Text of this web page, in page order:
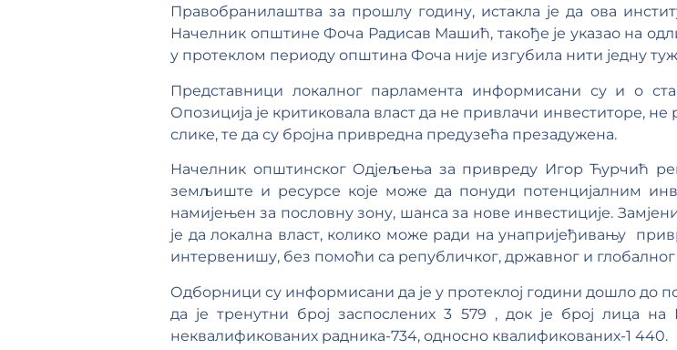
Правобранилаштва за прошлу годину, истакла је да ова
Начелник општине Фоча Радисав Машић, такође је указао на
у протеклом периоду општина Фоча није изгубила нити једну
Представници локалног парламента информисани су и о
Опозиција је критиковала власт да не привлачи инвеститоре,
слике, те да су бројна привредна предузећа презадужена.
Начелник општинског Одјељења за привреду Игор Ћурчић
земљиште и ресурсе које може да понуди потенцијалним
намијењен за пословну зону, шанса за нове инвестиције.
је да локална власт, колико може ради на унапријеђивању
интервенишу, без помоћи са републичког, државног и
Одборници су информисани да је у протеклој години дошло до
да је тренутни број заспослених 3 579 , док је број лица
неквалификованих радника-734, односно квалификованих-1 440.